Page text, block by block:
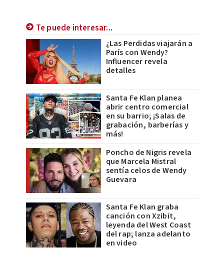
Te puede interesar...
¿Las Perdidas viajarán a
París con Wendy?
Influencer revela
detalles
Santa Fe Klan planea
abrir centro comercial
en su barrio; ¡Salas de
grabación, barberías y
más!
Poncho de Nigris revela
que Marcela Mistral
sentía celos de Wendy
Guevara
Santa Fe Klan graba
canción con Xzibit,
leyenda del West Coast
del rap; lanza adelanto
en video